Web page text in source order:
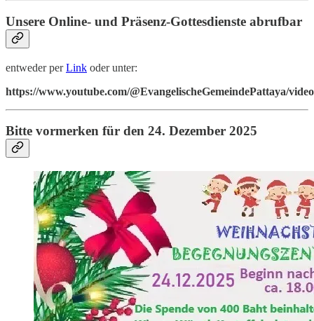
Unsere Online- und Präsenz-Gottesdienste abrufbar
entweder perLink oder unter:
https://www.youtube.com/@EvangelischeGemeindePattaya/
Bitte vormerken für den 24. Dezember 2025